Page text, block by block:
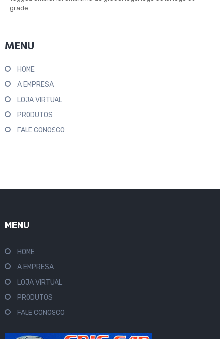
grade
MENU
HOME
A EMPRESA
LOJA VIRTUAL
PRODUTOS
FALE CONOSCO
MENU
HOME
A EMPRESA
LOJA VIRTUAL
PRODUTOS
FALE CONOSCO